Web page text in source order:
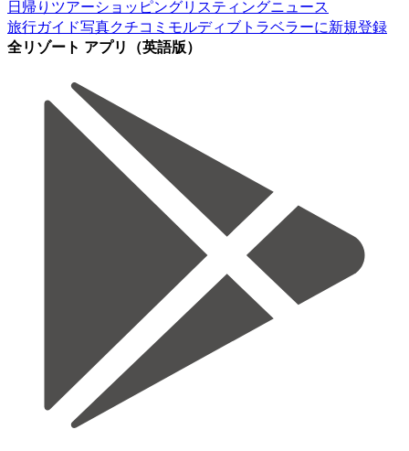
日帰りツアーショッピングリスティングニュース
旅行ガイド写真クチコミ モルディブトラベラーに新規登録
全リゾート アプリ（英語版）